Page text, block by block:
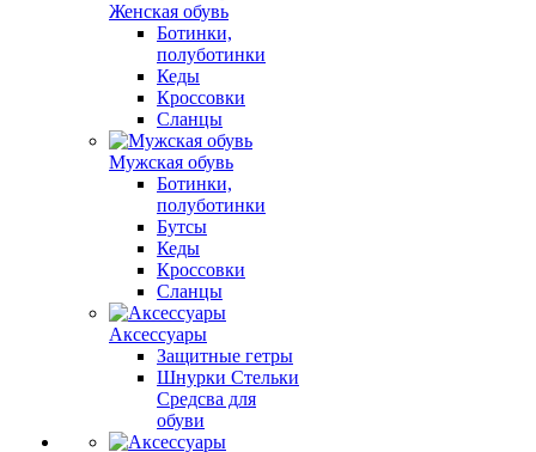
Женская обувь
Ботинки,
полуботинки
Кеды
Кроссовки
Сланцы
Мужская обувь
Ботинки,
полуботинки
Бутсы
Кеды
Кроссовки
Сланцы
Аксессуары
Защитные гетры
Шнурки Стельки
Средсва для
обуви